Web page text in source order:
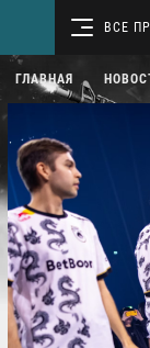
ВСЕ
ГЛАВНАЯ